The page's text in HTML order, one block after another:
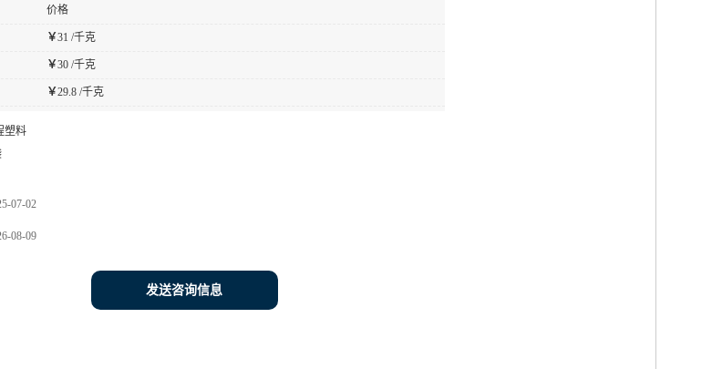
价格
￥31 /千克
￥30 /千克
￥29.8 /千克
塑料
07-02
08-09
发送咨询信息